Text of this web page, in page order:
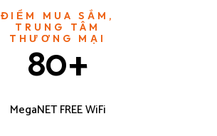
ĐIỂM MUA SẮM,
TRUNG TÂM
THƯƠNG MẠI
80+
MegaNET FREE WiFi